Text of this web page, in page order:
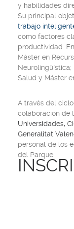
y habilidades
Su principal
trabajo
como factores
productividad.
Máster en
Salud y Máster
A través del ciclo
colaboración de
Universidades,
Generalitat
personal de los
del Parque.